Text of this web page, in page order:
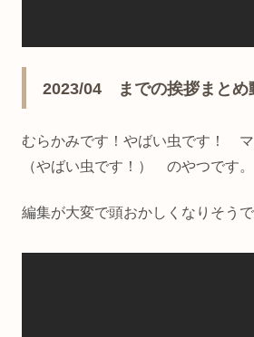
2023/04 までの挨拶まとめ
むらかみです！やばい虫です！
（やばい虫です！） のやつです。
編集が大変で頭おかしくなりそう